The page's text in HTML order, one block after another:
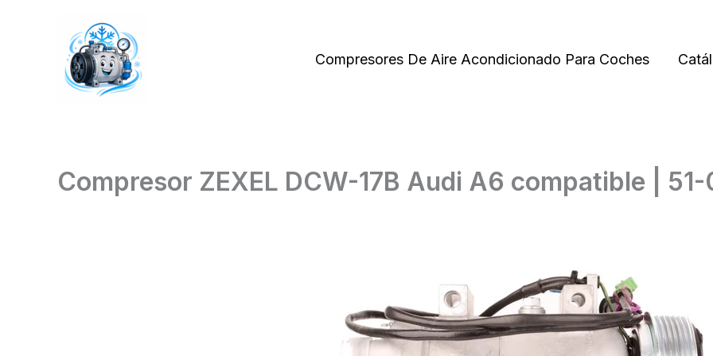
Compresores De Aire Acondicionado Para Coches
Compresor ZEXEL DCW-17B Audi A6 compatible |